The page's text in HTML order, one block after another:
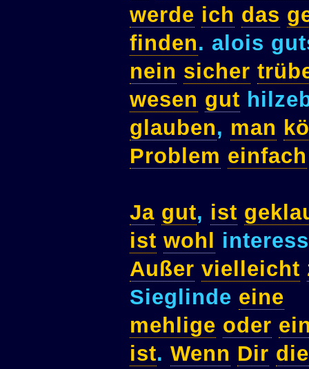
werde ich das
finden. alois
nein sicher
wesen gut
glauben, man
Problem einfach
Ja gut, ist
ist wohl
Außer vielleicht
Sieglinde eine
mehlige oder
ist. Wenn Dir